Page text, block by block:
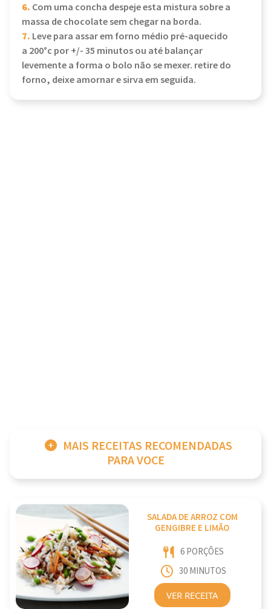
6. Com uma concha despeje esta mistura sobre a
massa de chocolate sem chegar na borda.
7. Leve para assar em forno médio pré-aquecido
a 200°c por +/- 35 minutos ou até balançar
levemente a forma o bolo não se mexer. retire do
forno, deixe amornar e sirva em seguida.
MAIS RECEITAS RECOMENDADAS
PARA VOCE
SALADA DE ARROZ COM
GENGIBRE E LIMÃO
6 PORÇÕES
30 MINUTOS
VER RECEITA